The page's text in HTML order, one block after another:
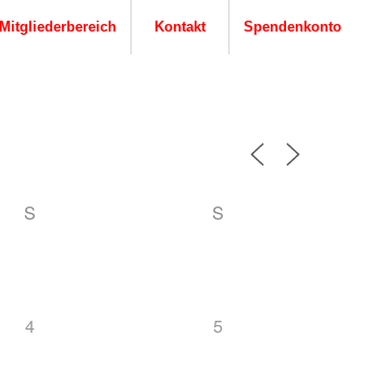
Mitgliederbereich Kontakt Spendenkonto
S S
4 5